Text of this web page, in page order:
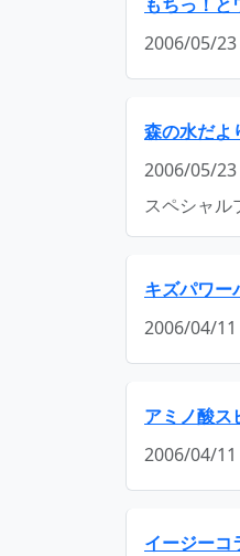
2006/05/23
森の水だよ
2006/05/23
スペシャル
キズパワー
2006/04/11
アミノ酸ス
2006/04/11
イージーコ